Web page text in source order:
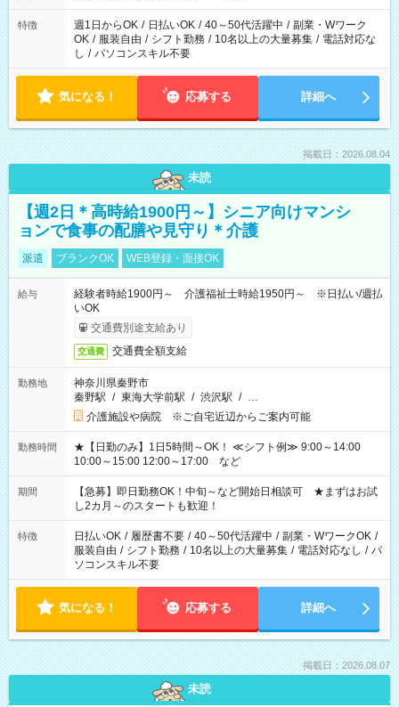
特徴 週1日からOK / 日払いOK / 40～50代活躍中 / 副業・Wワーク
OK / 服装自由 / シフト勤務 / 10名以上の大量募集 / 電話対応な
し / パソコンスキル不要
気になる！ 応募する 詳細へ
掲載日：2026.08.04
未読
【週2日＊高時給1900円～】シニア向けマンシ
ョンで食事の配膳や見守り＊介護
派遣 ブランクOK WEB登録・面接OK
給与
経験者時給1900円～ 介護福祉士時給1950円～ ※日払い/週払
いOK
交通費別途支給あり
交通費 交通費全額支給
勤務地
神奈川県秦野市
秦野駅 / 東海大学前駅 / 渋沢駅 / …
介護施設や病院 ※ご自宅近辺からご案内可能
勤務時間
★【日勤のみ】1日5時間～OK！ ≪シフト例≫ 9:00～14:00
10:00～15:00 12:00～17:00 など
期間
【急募】即日勤務OK！中旬～など開始日相談可 ★まずはお試
し2カ月～のスタートも歓迎！
特徴 日払いOK / 履歴書不要 / 40～50代活躍中 / 副業・WワークOK /
服装自由 / シフト勤務 / 10名以上の大量募集 / 電話対応なし / パ
ソコンスキル不要
気になる！ 応募する 詳細へ
掲載日：2026.08.07
未読